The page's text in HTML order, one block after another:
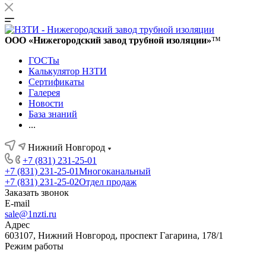
ООО «Нижегородский завод трубной изоляции»™
ГОСТы
Калькулятор НЗТИ
Сертификаты
Галерея
Новости
База знаний
...
Нижний Новгород
+7 (831) 231-25-01
+7 (831) 231-25-01Многоканальный
+7 (831) 231-25-02Отдел продаж
Заказать звонок
E-mail
sale@1nzti.ru
Адрес
603107, Нижний Новгород, проспект Гагарина, 178/1
Режим работы